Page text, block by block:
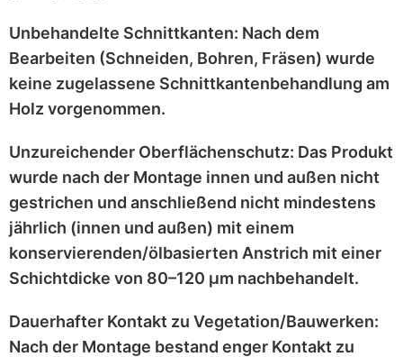
Unbehandelte Schnittkanten: Nach dem
Bearbeiten (Schneiden, Bohren, Fräsen) wurde
keine zugelassene Schnittkantenbehandlung am
Holz vorgenommen.
Unzureichender Oberflächenschutz: Das Produkt
wurde nach der Montage innen und außen nicht
gestrichen und anschließend nicht mindestens
jährlich (innen und außen) mit einem
konservierenden/ölbasierten Anstrich mit einer
Schichtdicke von 80–120 μm nachbehandelt.
Dauerhafter Kontakt zu Vegetation/Bauwerken:
Nach der Montage bestand enger Kontakt zu